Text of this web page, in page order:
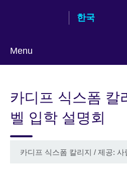
content
한국
Menu
카디프 식스폼 칼
벨 입학 설명회
카디프 식스폼 칼리지 / 제공: 사